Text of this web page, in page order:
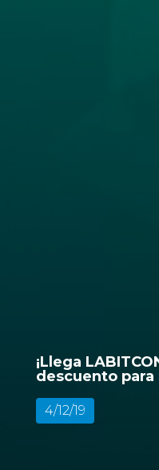
¡Llega
descuento para
4/12/19